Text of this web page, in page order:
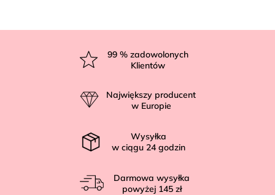
99 % zadowolonych
Klientów
Największy producent
w Europie
Wysyłka
w ciągu 24 godzin
Darmowa wysyłka
powyżej 145 zł